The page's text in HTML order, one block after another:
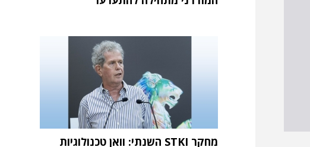
מחקר STKI השנתי: וואן טכנולוגיות